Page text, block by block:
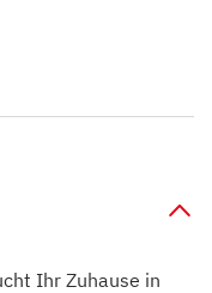
Ihr Zuhause in